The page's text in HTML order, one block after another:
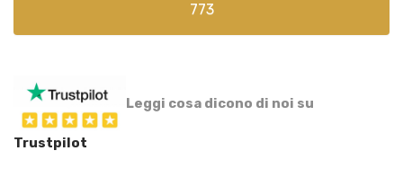
773
Leggi cosa dicono di noi su
Trustpilot